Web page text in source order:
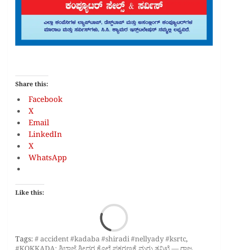
Share this:
Facebook
X
Email
LinkedIn
X
WhatsApp
Like this:
Tags:# accident #kadaba #shiradi #nellyady #ksrtc,